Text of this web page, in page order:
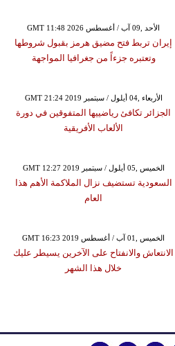
GMT 11:48 2026 الأحد ,09 آب / أغسطس
إيران تربط فتح مضيق هرمز بقبول شروطها
وتعتبره جزءاً من جغرافيا المواجهة
GMT 21:24 2019 الأربعاء ,04 أيلول / سبتمبر
الجزائر تكافئ رياضييها المتفوقين في دورة
الألعاب الأفريقية
GMT 12:27 2019 الخميس ,05 أيلول / سبتمبر
السعودية تستضيف نزال الملاكمة الأهم هذا
العام
GMT 16:23 2019 الخميس ,01 آب / أغسطس
الانتعاش والانفتاح على الآخرين يسيطر عليك
خلال هذا الشهر